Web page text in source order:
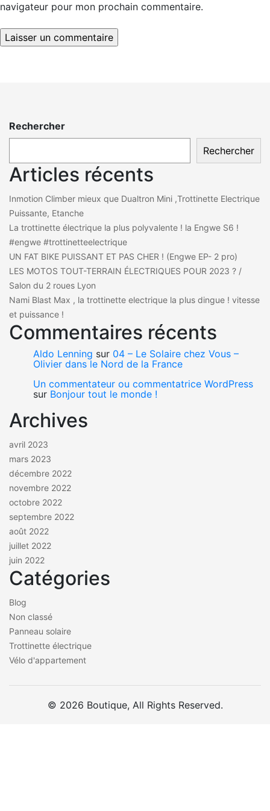
navigateur pour mon prochain commentaire.
Rechercher
Rechercher
Articles récents
Inmotion Climber mieux que Dualtron Mini ,Trottinette Electrique
Puissante, Etanche
La trottinette électrique la plus polyvalente ! la Engwe S6 !
#engwe #trottinetteelectrique
UN FAT BIKE PUISSANT ET PAS CHER ! (Engwe EP- 2 pro)
LES MOTOS TOUT-TERRAIN ÉLECTRIQUES POUR 2023 ? /
Salon du 2 roues Lyon
Nami Blast Max , la trottinette electrique la plus dingue ! vitesse
et puissance !
Commentaires récents
Aldo Lenning sur 04 – Le Solaire chez Vous –
Olivier dans le Nord de la France
Un commentateur ou commentatrice WordPress
sur Bonjour tout le monde !
Archives
avril 2023
mars 2023
décembre 2022
novembre 2022
octobre 2022
septembre 2022
août 2022
juillet 2022
juin 2022
Catégories
Blog
Non classé
Panneau solaire
Trottinette électrique
Vélo d'appartement
© 2026 Boutique, All Rights Reserved.